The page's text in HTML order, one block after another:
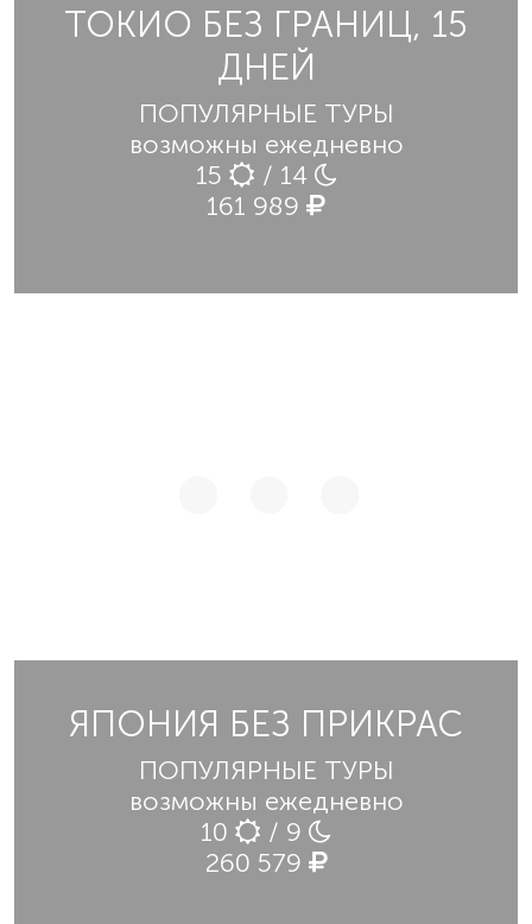
ТОКИО БЕЗ ГРАНИЦ, 15
ДНЕЙ
ПОПУЛЯРНЫЕ ТУРЫ
возможны ежедневно
15
/ 14
161 989
ЯПОНИЯ БЕЗ ПРИКРАС
ПОПУЛЯРНЫЕ ТУРЫ
возможны ежедневно
10
/ 9
260 579